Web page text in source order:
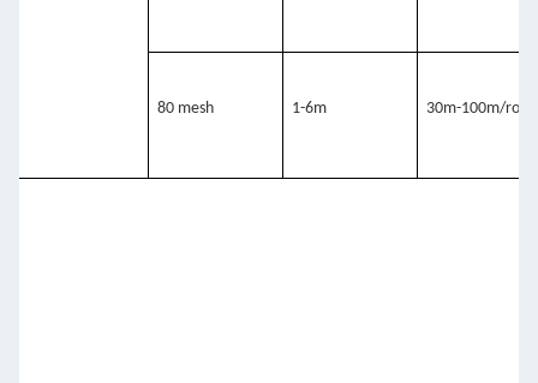
80 mesh 1-6m 30m-100m/rol